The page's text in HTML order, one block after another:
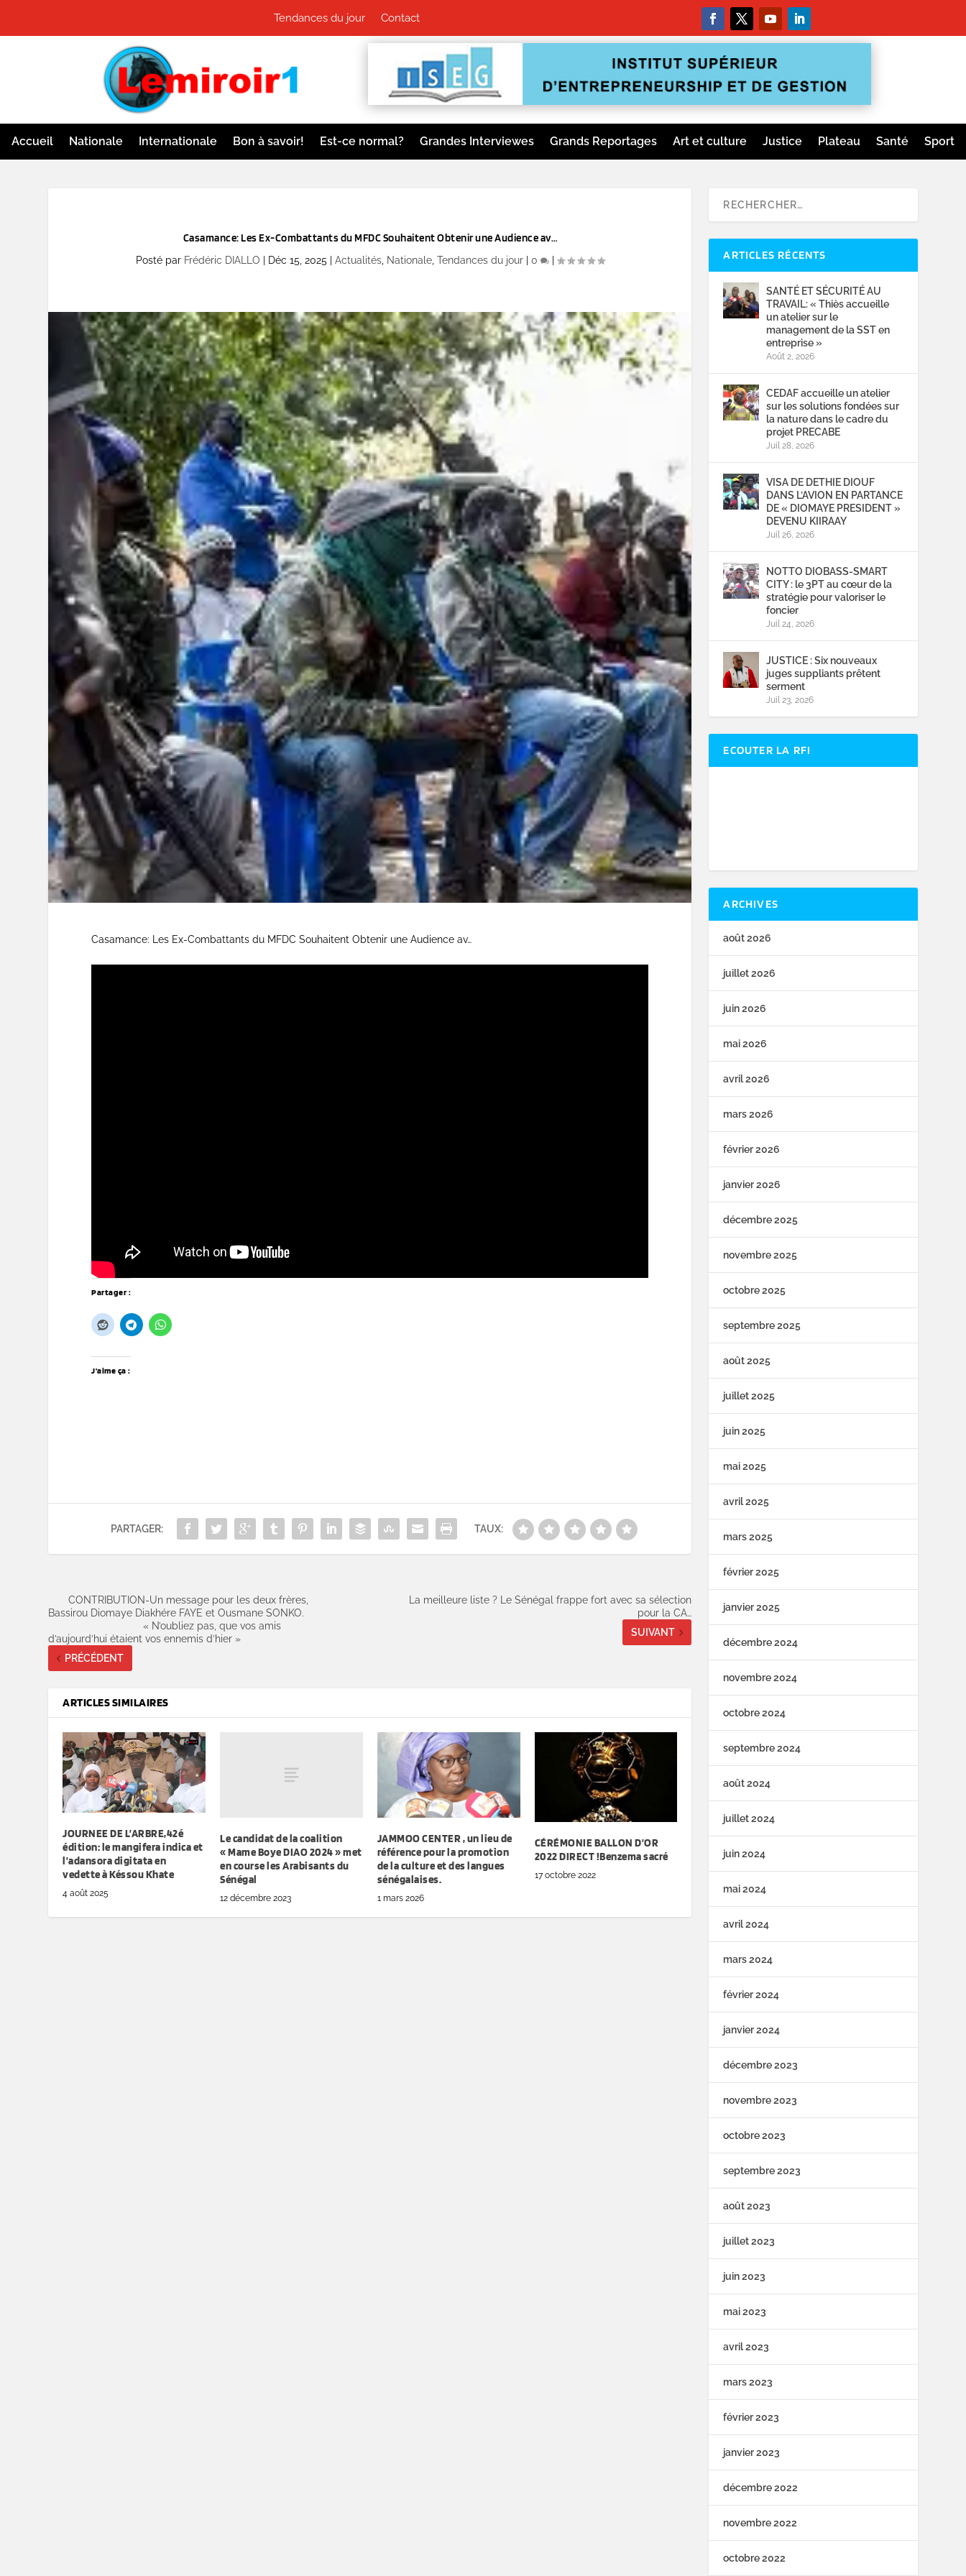
Tendances du jour Contact
Accueil Nationale Internationale Bon à savoir! Est-ce normal? Grandes Interviewes Grands Reportages Art et culture Justice Plateau Santé Sport
Casamance: Les Ex-Combattants du MFDC Souhaitent Obtenir une Audience av…
Posté par Frédéric DIALLO Déc 15, 2025 Actualités, Nationale, Tendances du jour| 0 |
Casamance: Les Ex-Combattants du MFDC Souhaitent Obtenir une Audience av…
Partager :
J’aime ça :
PARTAGER: TAUX:
CONTRIBUTION-Un message pour les deux frères,
Bassirou Diomaye Diakhére FAYE et Ousmane SONKO.
« N’oubliez pas, que vos amis
d’aujourd’hui étaient vos ennemis d’hier »
PRÉCÉDENT
La meilleure liste ? Le Sénégal frappe fort avec sa sélection
pour la CA…
SUIVANT
ARTICLES SIMILAIRES
JOURNEE DE L’ARBRE,42é
édition: le mangifera indica et
l’adansora digitata en
vedette à Késsou Khate
4 août 2025
Le candidat de la coalition
« Mame Boye DIAO 2024 » met
en course les Arabisants du
Sénégal
12 décembre 2023
JAMMOO CENTER , un lieu de
référence pour la promotion
de la culture et des langues
sénégalaises.
1 mars 2026
CÉRÉMONIE BALLON D’OR
2022 DIRECT !Benzema sacré
17 octobre 2022
ARTICLES RÉCENTS
SANTÉ ET SÉCURITÉ AU
TRAVAIL: « Thiès accueille
un atelier sur le
management de la SST en
entreprise »
Août 2, 2026
CEDAF accueille un atelier
sur les solutions fondées sur
la nature dans le cadre du
projet PRECABE
Juil 28, 2026
VISA DE DETHIE DIOUF
DANS L’AVION EN PARTANCE
DE « DIOMAYE PRESIDENT »
DEVENU KIIRAAY
Juil 26, 2026
NOTTO DIOBASS-SMART
CITY : le 3PT au cœur de la
stratégie pour valoriser le
foncier
Juil 24, 2026
JUSTICE : Six nouveaux
juges suppliants prêtent
serment
Juil 23, 2026
ECOUTER LA RFI
ARCHIVES
août 2026
juillet 2026
juin 2026
mai 2026
avril 2026
mars 2026
février 2026
janvier 2026
décembre 2025
novembre 2025
octobre 2025
septembre 2025
août 2025
juillet 2025
juin 2025
mai 2025
avril 2025
mars 2025
février 2025
janvier 2025
décembre 2024
novembre 2024
octobre 2024
septembre 2024
août 2024
juillet 2024
juin 2024
mai 2024
avril 2024
mars 2024
février 2024
janvier 2024
décembre 2023
novembre 2023
octobre 2023
septembre 2023
août 2023
juillet 2023
juin 2023
mai 2023
avril 2023
mars 2023
février 2023
janvier 2023
décembre 2022
novembre 2022
octobre 2022